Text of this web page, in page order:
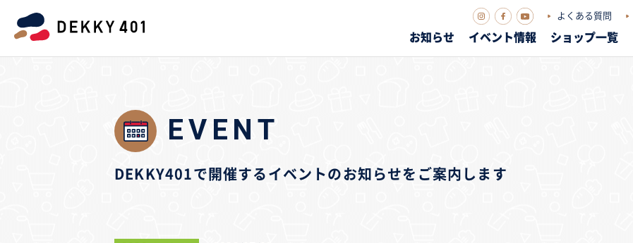
よくある質問
お知らせ イベント情報 ショップ一覧
EVENT
DEKKY401で開催するイベントのお知らせをご案内します